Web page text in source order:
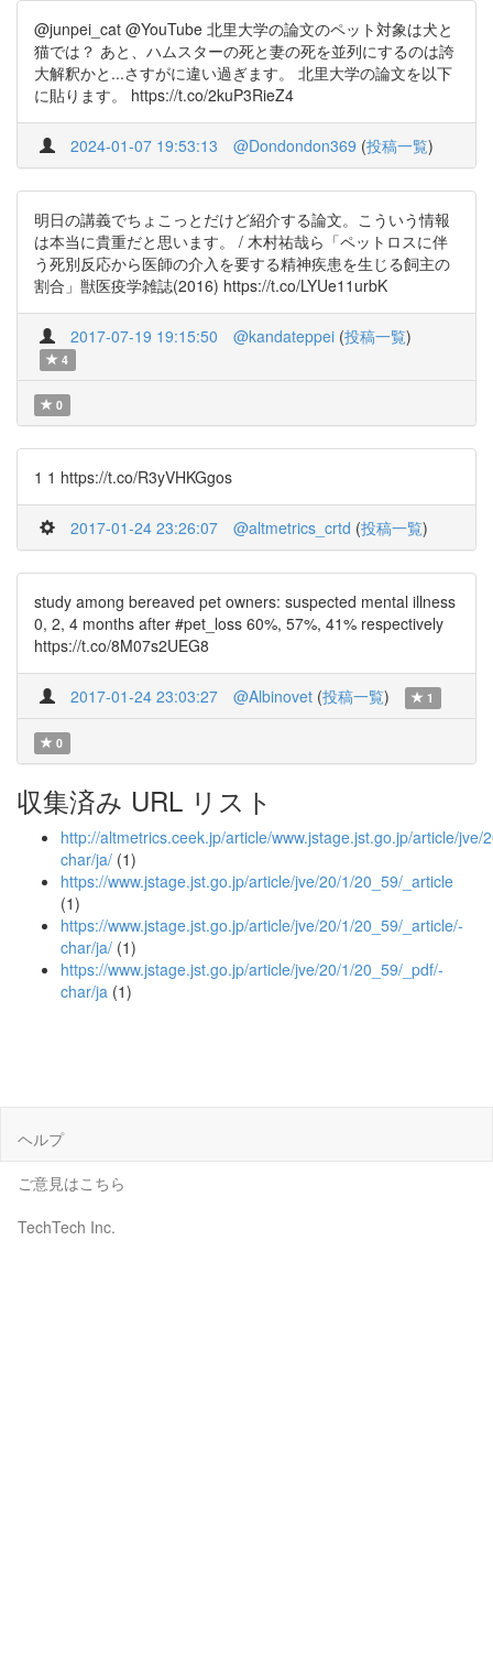
@junpei_cat @YouTube 北里大学の論文のペット対象は犬と
猫では？ あと、ハムスターの死と妻の死を並列にするのは誇
大解釈かと...さすがに違い過ぎます。 北里大学の論文を以下
に貼ります。 https://t.co/2kuP3RieZ4
2024-01-07 19:53:13 @Dondondon369 (投稿一覧)
明日の講義でちょこっとだけど紹介する論文。こういう情報
は本当に貴重だと思います。 / 木村祐哉ら「ペットロスに伴
う死別反応から医師の介入を要する精神疾患を生じる飼主の
割合」獣医疫学雑誌(2016) https://t.co/LYUe11urbK
2017-07-19 19:15:50 @kandateppei (投稿一覧)
4
0
1 1 https://t.co/R3yVHKGgos
2017-01-24 23:26:07 @altmetrics_crtd (投稿一覧)
study among bereaved pet owners: suspected mental illness
0, 2, 4 months after #pet_loss 60%, 57%, 41% respectively
https://t.co/8M07s2UEG8
2017-01-24 23:03:27 @Albinovet (投稿一覧) 1
0
収集済み URL リスト
http://altmetrics.ceek.jp/article/www.jstage.jst.go.jp/article/jve/
char/ja/ (1)
https://www.jstage.jst.go.jp/article/jve/20/1/20_59/_article
(1)
https://www.jstage.jst.go.jp/article/jve/20/1/20_59/_article/-
char/ja/ (1)
https://www.jstage.jst.go.jp/article/jve/20/1/20_59/_pdf/-
char/ja (1)
ヘルプ
ご意見はこちら
TechTech Inc.